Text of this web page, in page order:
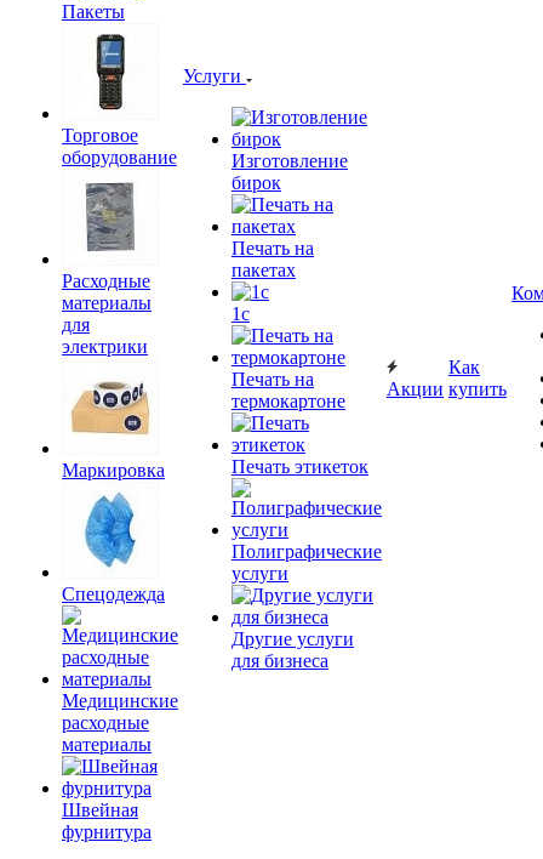
Пакеты
Торговое
оборудование
Расходные
материалы
для
электрики
Маркировка
Спецодежда
Медицинские
расходные
материалы
Швейная
фурнитура
Услуги
Изготовление
бирок
Печать на
пакетах
1c
Печать на
термокартоне
Печать этикеток
Полиграфические
услуги
Другие услуги
для бизнеса
Акции
Как
купить